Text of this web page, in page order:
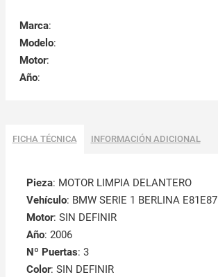
Marca:
Modelo:
Motor:
Año:
FICHA TÉCNICA INFORMACIÓN ADICIONAL
Pieza: MOTOR LIMPIA DELANTERO
Vehículo: BMW SERIE 1 BERLINA E81E87
Motor: SIN DEFINIR
Año: 2006
Nº Puertas: 3
Color: SIN DEFINIR